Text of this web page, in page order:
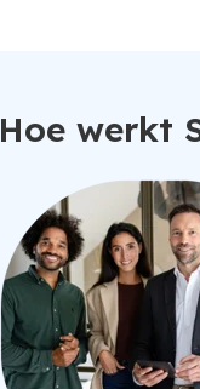
Hoe werkt